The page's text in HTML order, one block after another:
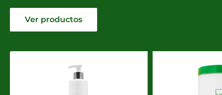
Ver productos